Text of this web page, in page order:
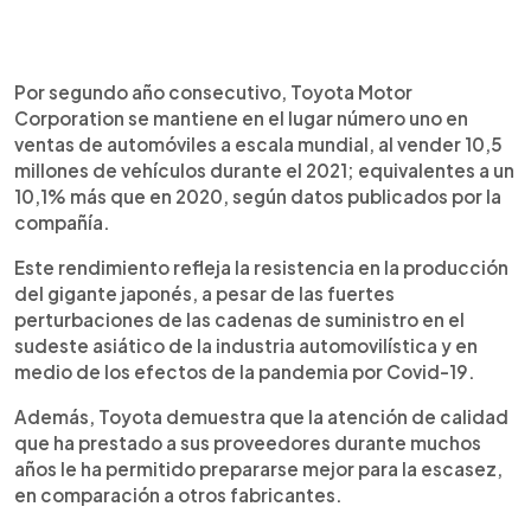
Escuchar artículo
Por segundo año consecutivo, Toyota Motor
Corporation se mantiene en el lugar número uno en
ventas de automóviles a escala mundial, al vender 10,5
millones de vehículos durante el 2021; equivalentes a un
10,1% más que en 2020, según datos publicados por la
compañía.
Este rendimiento refleja la resistencia en la producción
del gigante japonés, a pesar de las fuertes
perturbaciones de las cadenas de suministro en el
sudeste asiático de la industria automovilística y en
medio de los efectos de la pandemia por Covid-19.
Además, Toyota demuestra que la atención de calidad
que ha prestado a sus proveedores durante muchos
años le ha permitido prepararse mejor para la escasez,
en comparación a otros fabricantes.